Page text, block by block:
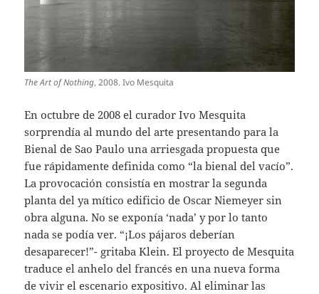
The Art of Nothing, 2008. Ivo Mesquita
En octubre de 2008 el curador Ivo Mesquita
sorprendía al mundo del arte presentando para la
Bienal de Sao Paulo una arriesgada propuesta que
fue rápidamente definida como “la bienal del vacío”.
La provocación consistía en mostrar la segunda
planta del ya mítico edificio de Oscar Niemeyer sin
obra alguna. No se exponía ‘nada’ y por lo tanto
nada se podía ver. “¡Los pájaros deberían
desaparecer!”- gritaba Klein. El proyecto de Mesquita
traduce el anhelo del francés en una nueva forma
de vivir el escenario expositivo. Al eliminar las